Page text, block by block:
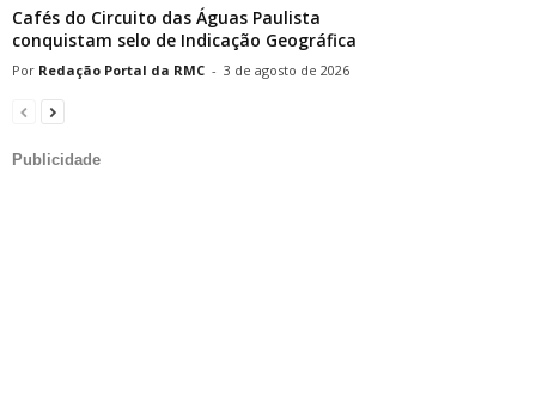
Cafés do Circuito das Águas Paulista
conquistam selo de Indicação Geográfica
Redação Portal da RMC - 3 de agosto de 2026
Publicidade